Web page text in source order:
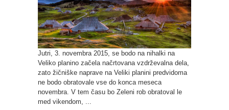
Jutri, 3. novembra 2015, se bodo na nihalki na
Veliko planino začela načrtovana vzdrževalna dela,
zato žičniške naprave na Veliki planini predvidoma
ne bodo obratovale vse do konca meseca
novembra. V tem času bo Zeleni rob obratoval le
med vikendom, ...